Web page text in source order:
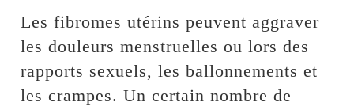
Les fibromes utérins peuvent aggraver
les douleurs menstruelles ou lors des
rapports sexuels, les ballonnements et
les crampes. Un certain nombre de